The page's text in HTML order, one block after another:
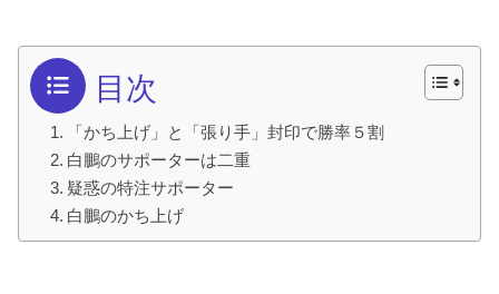
目次
「かち上げ」と「張り手」封印で勝率５割
白鵬のサポーターは二重
疑惑の特注サポーター
白鵬のかち上げ